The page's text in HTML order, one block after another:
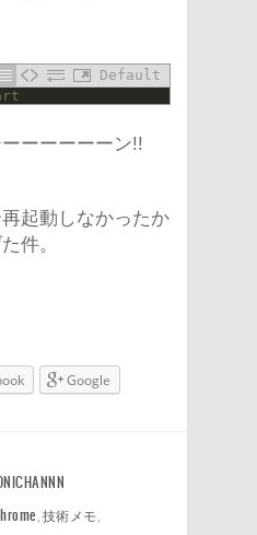
Default
ーーーーーン!!
起動しなかったか
件。
Google
技術メモ